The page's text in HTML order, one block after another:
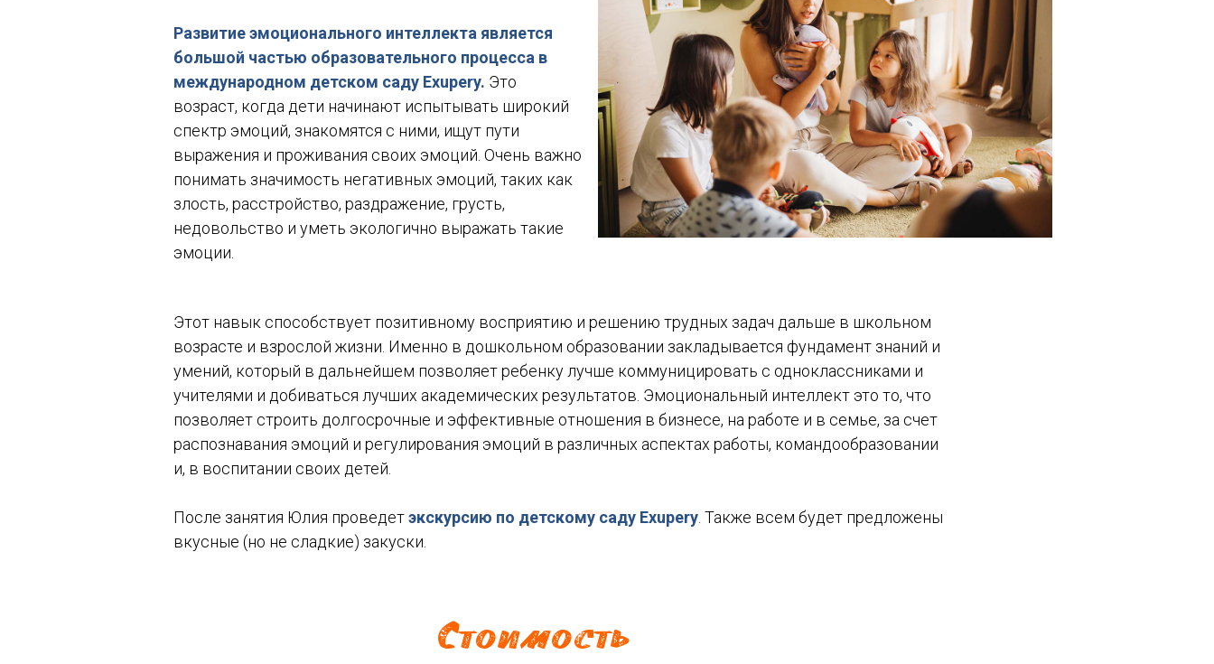
Развитие эмоционального интеллекта является
большой частью образовательного процесса в
международном детском саду Exupery. Это
возраст, когда дети начинают испытывать широкий
спектр эмоций, знакомятся с ними, ищут пути
выражения и проживания своих эмоций. Очень важно
понимать значимость негативных эмоций, таких как
злость, расстройство, раздражение, грусть,
недовольство и уметь экологично выражать такие
эмоции.
Этот навык способствует позитивному восприятию и решению трудных задач дальше в школьном
возрасте и взрослой жизни. Именно в дошкольном образовании закладывается фундамент знаний и
умений, который в дальнейшем позволяет ребенку лучше коммуницировать с одноклассниками и
учителями и добиваться лучших академических результатов. Эмоциональный интеллект это то, что
позволяет строить долгосрочные и эффективные отношения в бизнесе, на работе и в семье, за счет
распознавания эмоций и регулирования эмоций в различных аспектах работы, командообразовании
и, в воспитании своих детей.
После занятия Юлия проведетэкскурсию по детскому саду Exupery . Также всем будет предложены
вкусные (но не сладкие) закуски.
Стоимость